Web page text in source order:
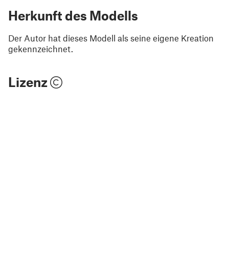
Herkunft des Modells
Der Autor hat dieses Modell als seine eigene Kreation
gekennzeichnet.
Lizenz